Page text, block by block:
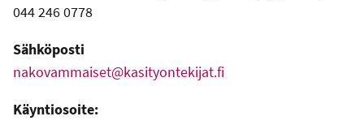
044 246 0778
Sähköposti
nakovammaiset@kasityontekijat.fi
Käyntiosoite: